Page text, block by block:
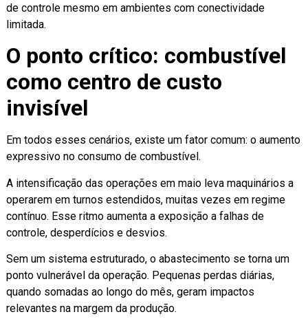
de controle mesmo em ambientes com conectividade
limitada.
O ponto crítico: combustível
como centro de custo
invisível
Em todos esses cenários, existe um fator comum: o aumento
expressivo no consumo de combustível.
A intensificação das operações em maio leva maquinários a
operarem em turnos estendidos, muitas vezes em regime
contínuo. Esse ritmo aumenta a exposição a falhas de
controle, desperdícios e desvios.
Sem um sistema estruturado, o abastecimento se torna um
ponto vulnerável da operação. Pequenas perdas diárias,
quando somadas ao longo do mês, geram impactos
relevantes na margem da produção.